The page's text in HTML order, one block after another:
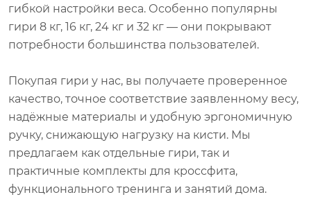
гибкой настройки веса. Особенно популярны
гири 8 кг, 16 кг, 24 кг и 32 кг — они покрывают
потребности большинства пользователей.
Покупая гири у нас, вы получаете проверенное
качество, точное соответствие заявленному весу,
надёжные материалы и удобную эргономичную
ручку, снижающую нагрузку на кисти. Мы
предлагаем как отдельные гири, так и
практичные комплекты для кроссфита,
функционального тренинга и занятий дома.